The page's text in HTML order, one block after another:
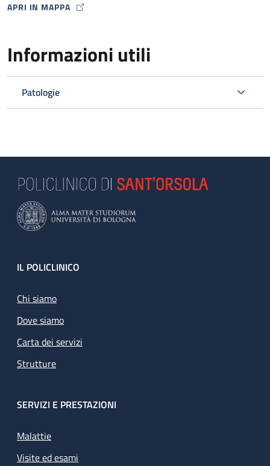
APRI IN MAPPA
MAP ICON
Informazioni utili
Patologie
Footer
IL POLICLINICO
Chi siamo
Dove siamo
Carta dei servizi
Strutture
SERVIZI E PRESTAZIONI
Malattie
Visite ed esami